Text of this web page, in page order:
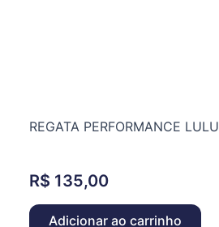
REGATA PERFORMANCE LULU
R$ 135,00
Adicionar ao carrinho